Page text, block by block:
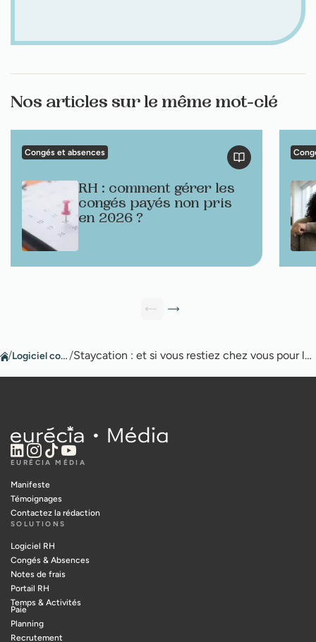
Nos articles sur le même mot-clé
Congés et absences
RH : comment gérer les
congés payés non pris
en 2026 ?
/ Logiciel congés / Staycation : et si vous restiez chez vous pour les vacances ?
EURÉCIA MÉDIA
Manifeste
Témoignages
Contactez la rédaction
SOLUTIONS
Logiciel RH
Congés & Absences
Notes de frais
Portail RH
Temps & Activités
Paie
Planning
Recrutement